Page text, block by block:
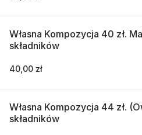
Własna Kompozycja 40 zł.
składników
40,00 zł
Własna Kompozycja 44 zł.
składników